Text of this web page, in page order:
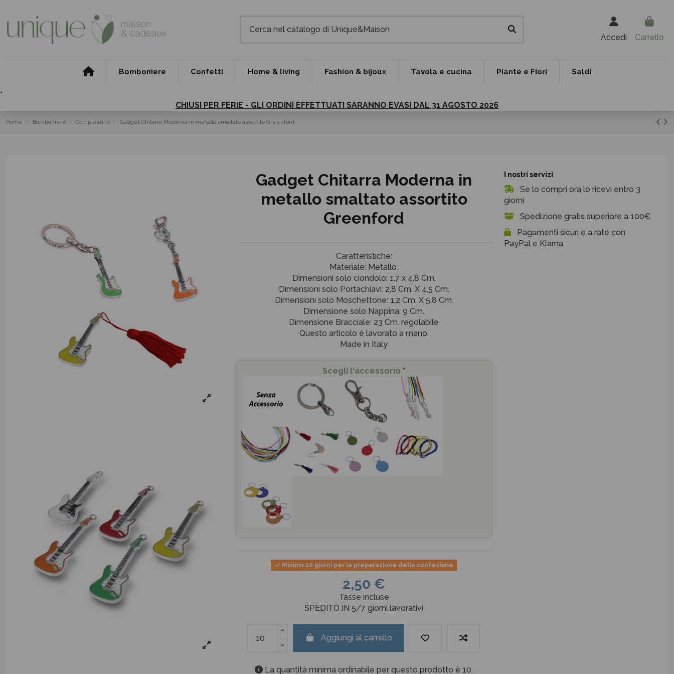
Accedi Carrello
Bomboniere Confetti Home & living Fashion & bijoux Tavola e cucina Piante e Fiori Saldi
.
CHIUSI PER FERIE - GLI ORDINI EFFETTUATI SARANNO EVASI DAL 31 AGOSTO 2026
Home Bomboniere Compleanno Gadget Chitarra Moderna in metallo smaltato assortito Greenford
Gadget Chitarra Moderna in
metallo smaltato assortito
Greenford
Caratteristiche:
Materiale: Metallo.
Dimensioni solo ciondolo: 1,7 x 4,8 Cm.
Dimensioni solo Portachiavi: 2,8 Cm. X 4,5 Cm.
Dimensioni solo Moschettone: 1,2 Cm. X 5,8 Cm.
Dimensione solo Nappina: 9 Cm.
Dimensione Bracciale: 23 Cm. regolabile
Questo articolo è lavorato a mano.
Made in Italy
Scegli l'accessorio *
Minimo 10 giorni per la preparazione della confezione
2,50 €
Tasse incluse
SPEDITO IN 5/7 giorni lavorativi
Aggiungi al carrello
La quantità minima ordinabile per questo prodotto è 10.
I nostri servizi
Se lo compri ora lo ricevi entro 3
giorni
Spedizione gratis superiore a 100€
Pagamenti sicuri e a rate con
PayPal e Klarna